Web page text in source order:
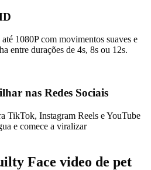
1080P com movimentos suaves e
entre durações de 4s, 8s ou 12s.
nas Redes Sociais
TikTok, Instagram Reels e YouTube
e comece a viralizar
Face video de pet